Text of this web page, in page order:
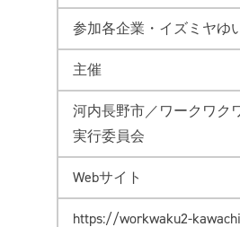
参加各企業・イズミヤゆ
主催
河内長野市／ワークワク
実行委員会
Webサイト
https://workwaku2-